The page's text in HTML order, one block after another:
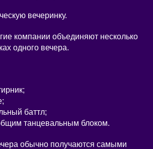
вечеринку.
компании объединяют несколько
одного вечера.
баттл;
танцевальным блоком.
обычно получаются самыми